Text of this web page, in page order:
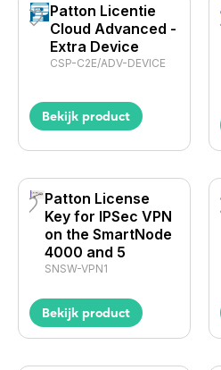
Patton Licentie
Cloud Advanced -
Extra Device
CSP-C2E/ADV-DEVICE
Bekijk product
Patton License
Key for IPSec VPN
on the SmartNode
4000 and 5
SNSW-VPN1
Bekijk product